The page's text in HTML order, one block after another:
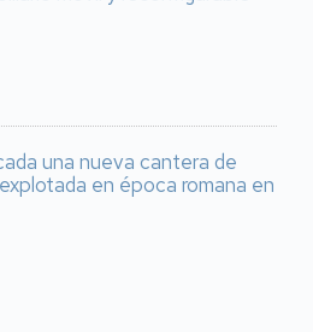
una nueva cantera de
en época romana en